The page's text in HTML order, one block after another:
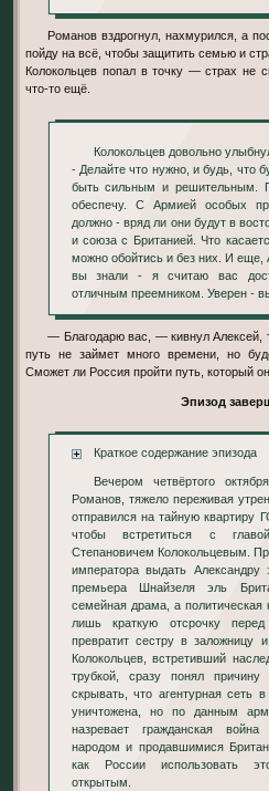
Романов вздрогнул, нахмурился, а после обреченно выдохнул: — Я
пойду на всё, чтобы защитить семью и
Колокольцев попал в точку — страх не
что-то ещё.
Колокольцев довольно
- Делайте что нужно, и будь, что
быть сильным и решительным.
обеспечу. С Армией особых
должно - вряд ли они будут в
и союза с Британией. Что
можно обойтись и без них. И еще,
вы знали - я считаю вас
отличным преемником. Уверен -
— Благодарю вас, — кивнул Алексей, тяжело поднимаясь. Обратный
путь не займет много времени, но
Сможет ли Россия пройти путь, который
Эпизод
Краткое содержание эпизода
Вечером четвёртого октября 2017 года Алексей
Романов, тяжело переживая
отправился на тайную квартиру
чтобы встретиться с
Степановичем Колокольцевым.
императора выдать Александру
премьера Шнайзеля эль
семейная драма, а политическая
лишь краткую отсрочку перед
превратит сестру в заложницу
Колокольцев, встретивший
трубкой, сразу понял
скрывать, что агентурная сеть
уничтожена, но по данным
назревает гражданская
народом и продавшимися
как России использовать
открытым.